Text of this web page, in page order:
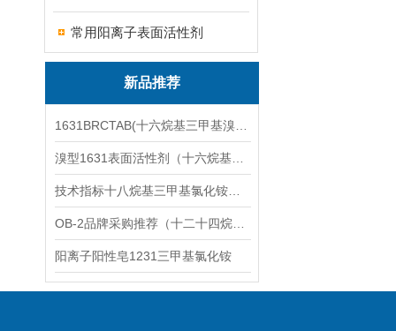
常用阳离子表面活性剂
新品推荐
阳离子阳性皂1231三甲基氯化铵